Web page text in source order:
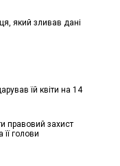
який зливав дані
їй квіти на 14
правовий захист
голови